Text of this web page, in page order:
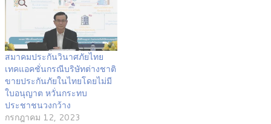
สมาคมประกันวินาศภัยไทย
เทคแอคชั่นกรณีบริษัทต่างชาติ
ขายประกันภัยในไทยโดยไม่มี
ใบอนุญาต หวั่นกระทบ
ประชาชนวงกว้าง
กรกฎาคม 12, 2023